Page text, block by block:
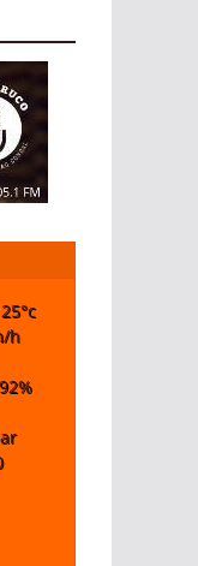
°c
h
%